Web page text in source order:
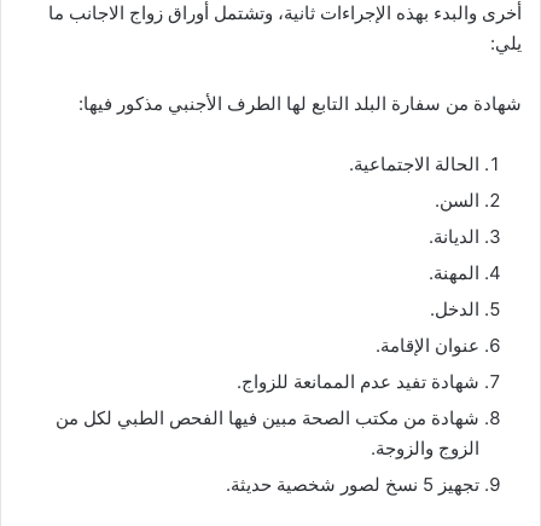
أخرى والبدء بهذه الإجراءات ثانية، وتشتمل أوراق زواج الاجانب ما
يلي:
شهادة من سفارة البلد التابع لها الطرف الأجنبي مذكور فيها:
الحالة الاجتماعية.
السن.
الديانة.
المهنة.
الدخل.
عنوان الإقامة.
شهادة تفيد عدم الممانعة للزواج.
شهادة من مكتب الصحة مبين فيها الفحص الطبي لكل من
الزوج والزوجة.
تجهيز 5 نسخ لصور شخصية حديثة.